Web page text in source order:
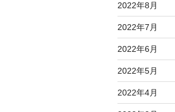
2022年8月
2022年7月
2022年6月
2022年5月
2022年4月